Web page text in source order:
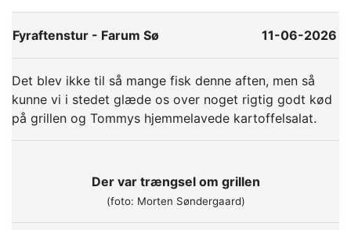
Fyraftenstur - Farum Sø 11-06-2026
Det blev ikke til så mange fisk denne aften, men så
kunne vi i stedet glæde os over noget rigtig godt kød
på grillen og Tommys hjemmelavede kartoffelsalat.
Der var trængsel om grillen
(foto: Morten Søndergaard)